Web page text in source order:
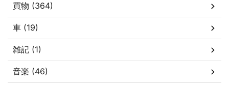
買物 (364)
車 (19)
雑記 (1)
音楽 (46)